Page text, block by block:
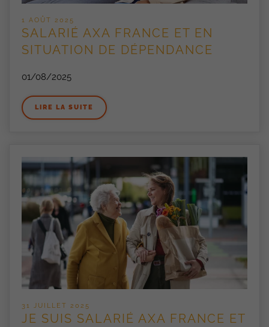
1 AOÛT 2025
SALARIÉ AXA FRANCE ET EN
SITUATION DE DÉPENDANCE
01/08/2025
LIRE LA SUITE
31 JUILLET 2025
JE SUIS SALARIÉ AXA FRANCE ET